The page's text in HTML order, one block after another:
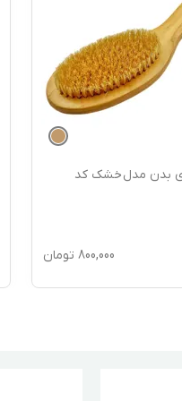
بدن مدل خشک کد
800,000 تومان